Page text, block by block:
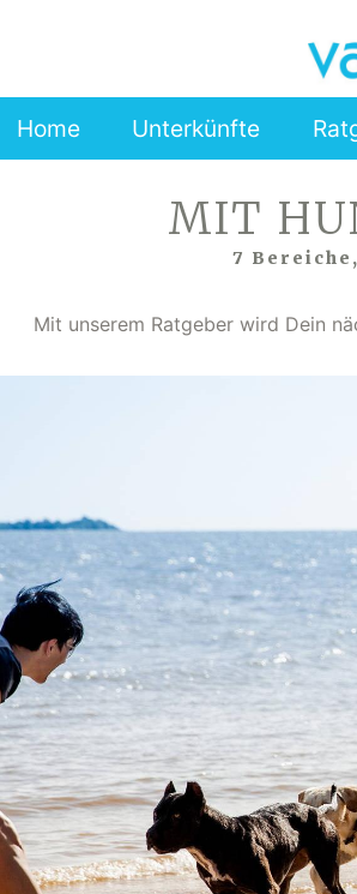
Home Unterkünfte
MIT
7
Mit unserem Ratgeber wird Dein